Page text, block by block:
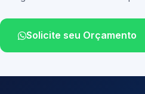
Solicite seu Orçamento